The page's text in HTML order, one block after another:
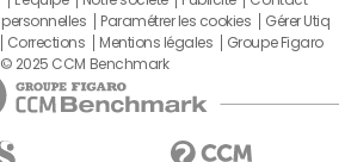
personnelles Paramétrer les cookies
Gérer Utiq
Corrections Mentions légales
Groupe Figaro
© 2025 CCM Benchmark